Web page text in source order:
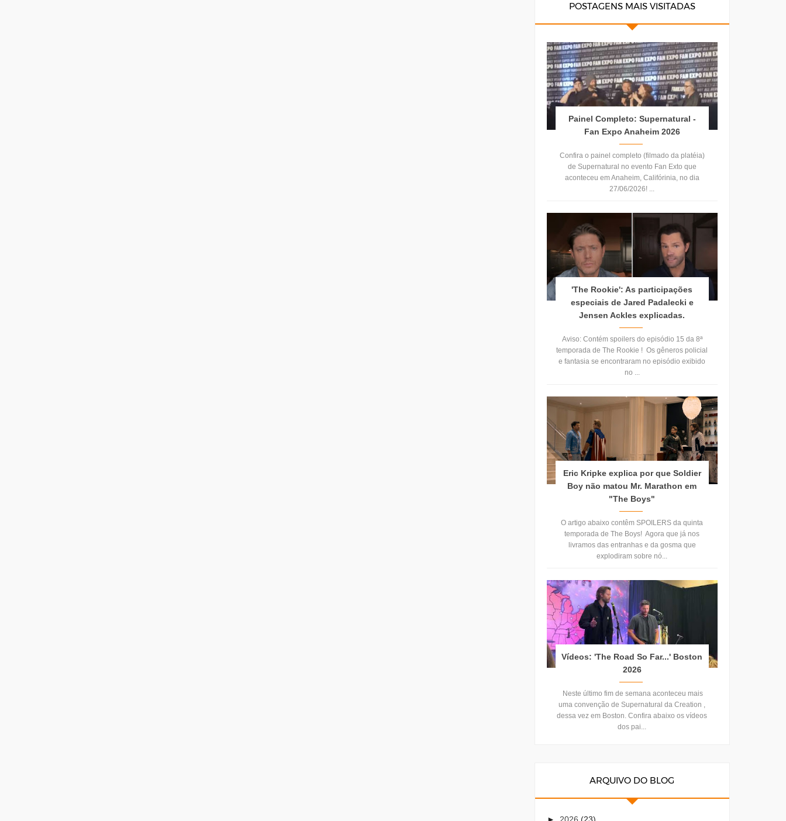
POSTAGENS MAIS VISITADAS
Painel Completo: Supernatural -
Fan Expo Anaheim 2026
Confira o painel completo (filmado da platéia)
de Supernatural no evento Fan Exto que
aconteceu em Anaheim, Califórinia, no dia
27/06/2026! ...
'The Rookie': As participações
especiais de Jared Padalecki e
Jensen Ackles explicadas.
Aviso: Contém spoilers do episódio 15 da 8ª
temporada de The Rookie ! Os gêneros policial
e fantasia se encontraram no episódio exibido
no ...
Eric Kripke explica por que Soldier
Boy não matou Mr. Marathon em
"The Boys"
O artigo abaixo contêm SPOILERS da quinta
temporada de The Boys! Agora que já nos
livramos das entranhas e da gosma que
explodiram sobre nó...
Vídeos: 'The Road So Far...' Boston
2026
Neste último fim de semana aconteceu mais
uma convenção de Supernatural da Creation ,
dessa vez em Boston. Confira abaixo os vídeos
dos pai...
ARQUIVO DO BLOG
► 2026 (23)